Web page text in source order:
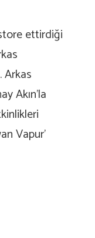
ettirdiği
Arkas
Akın’la
Vapur’